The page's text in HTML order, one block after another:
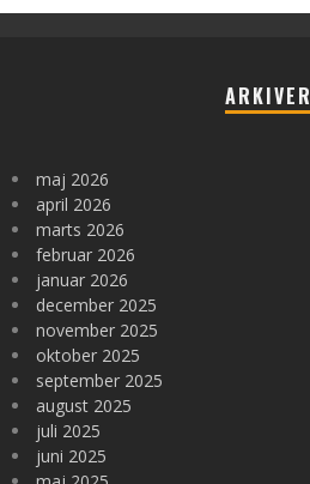
ARKIVER
maj 2026
april 2026
marts 2026
februar 2026
januar 2026
december 2025
november 2025
oktober 2025
september 2025
august 2025
juli 2025
juni 2025